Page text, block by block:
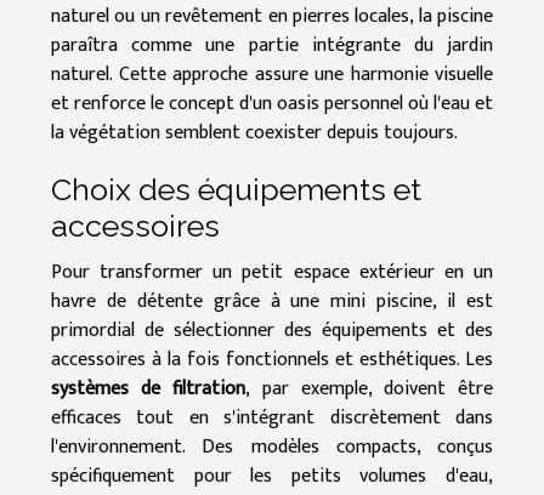
naturel ou un revêtement en pierres locales, la piscine
paraîtra comme une partie intégrante du jardin
naturel. Cette approche assure une harmonie visuelle
et renforce le concept d'un oasis personnel où l'eau et
la végétation semblent coexister depuis toujours.
Choix des équipements et
accessoires
Pour transformer un petit espace extérieur en un
havre de détente grâce à une mini piscine, il est
primordial de sélectionner des équipements et des
accessoires à la fois fonctionnels et esthétiques. Les
systèmes de filtration, par exemple, doivent être
efficaces tout en s'intégrant discrètement dans
l'environnement. Des modèles compacts, conçus
spécifiquement pour les petits volumes d'eau,